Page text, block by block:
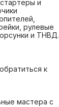
и
рулевые
и ТНВД.
к
мастера с